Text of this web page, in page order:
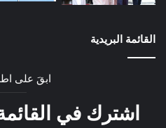
القائمة البريدية
ابقَ على
اشترك في